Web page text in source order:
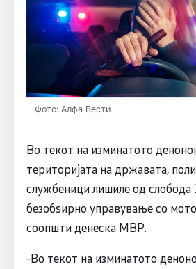
Фото: Алфа Вести
Во текот на изминатото
територијата на државата,
службеници лишиле од слобода
безобѕирно управување со
соопшти денеска МВР.
-Во текот на изминатото